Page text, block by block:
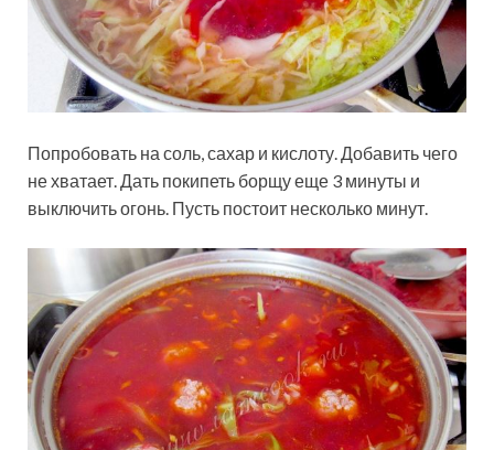
Попробовать на соль, сахар и кислоту. Добавить чего
не хватает. Дать покипеть борщу еще 3 минуты и
выключить огонь. Пусть постоит несколько минут.